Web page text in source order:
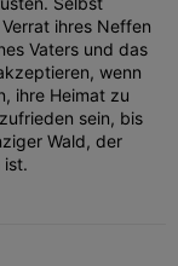
ihres Neffen
Vaters und das
wenn
ihre Heimat zu
sein, bis
Wald, der
ist.